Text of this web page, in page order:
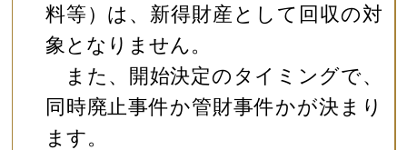
料等）は、新得財産として回収の対
象となりません。
また、開始決定のタイミングで、
同時廃止事件か管財事件かが決まり
ます。